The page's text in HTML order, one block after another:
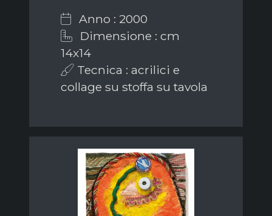
Anno : 2000
Dimensione : cm
14x14
Tecnica : acrilici e
collage su stoffa su tavola